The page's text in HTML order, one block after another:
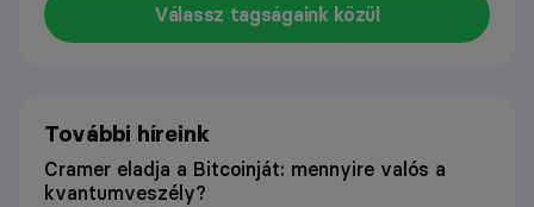
Válassz tagságaink közül
További híreink
Cramer eladja a Bitcoinját: mennyire valós a
kvantumveszély?